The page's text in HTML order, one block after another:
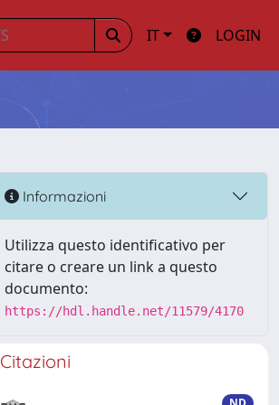
IT LOGIN
Informazioni
Utilizza questo identificativo per
citare o creare un link a questo
documento:
https://hdl.handle.net/11579/4170
Citazioni